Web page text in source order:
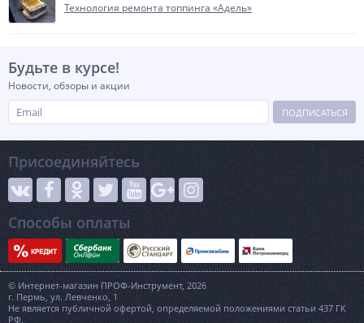
Технология ремонта топпинга «Адель»
Будьте в курсе!
Новости, обзоры и акции
ПОДПИСАТЬСЯ
Присоединяйтесь
Способы оплаты
© Интернет-магазин ПРОФ-Инструмент, 2026
г. Пермь, ул. Левченко, 1
Не является публичной офертой, определяемой положениями статьи 437 ГК
РФ.